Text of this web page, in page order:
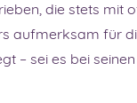
die stets mit
aufmerksam für
– sei es bei